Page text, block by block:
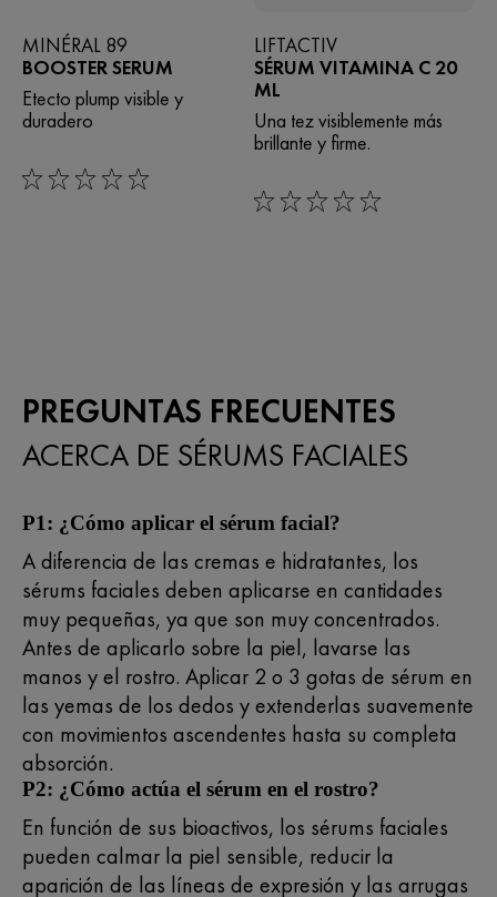
MINÉRAL 89
BOOSTER SERUM
Etecto plump visible y
duradero
0/5
LIFTACTIV
SÉRUM VITAMINA C 20
ML
Una tez visiblemente más
brillante y firme.
0/5
PREGUNTAS FRECUENTES
ACERCA DE SÉRUMS FACIALES
P1: ¿Cómo aplicar el sérum facial?
A diferencia de las cremas e hidratantes, los
sérums faciales deben aplicarse en cantidades
muy pequeñas, ya que son muy concentrados.
Antes de aplicarlo sobre la piel, lavarse las
manos y el rostro. Aplicar 2 o 3 gotas de sérum en
las yemas de los dedos y extenderlas suavemente
con movimientos ascendentes hasta su completa
absorción.
P2: ¿Cómo actúa el sérum en el rostro?
En función de sus bioactivos, los sérums faciales
pueden calmar la piel sensible, reducir la
aparición de las líneas de expresión y las arrugas